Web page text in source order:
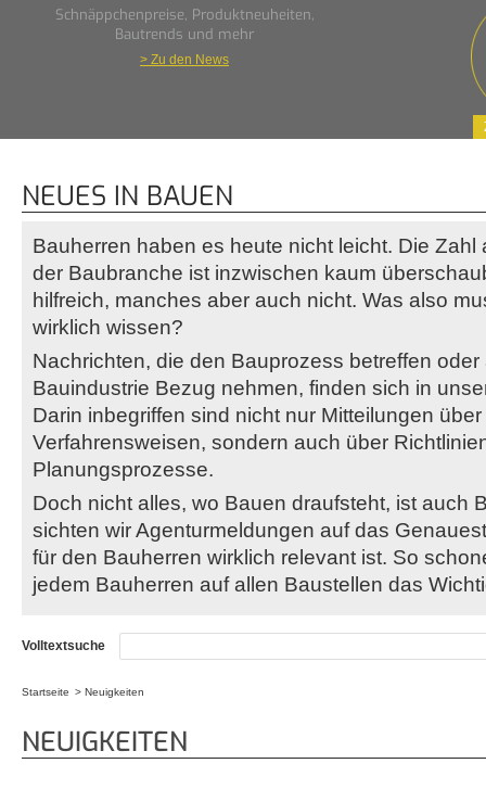
Schnäppchenpreise, Produktneuheiten,
Bautrends und mehr
> Zu den News
NEUES IN BAUEN
Bauherren haben es heute nicht leicht. Die Zahl
der Baubranche ist inzwischen kaum
hilfreich, manches aber auch nicht. Was also
wirklich wissen?
Nachrichten, die den Bauprozess betreffen oder
Bauindustrie Bezug nehmen, finden sich in
Darin inbegriffen sind nicht nur Mitteilungen
Verfahrensweisen, sondern auch über
Planungsprozesse.
Doch nicht alles, wo Bauen draufsteht, ist auch
sichten wir Agenturmeldungen auf das
für den Bauherren wirklich relevant ist. So
jedem Bauherren auf allen Baustellen das
Volltextsuche
Startseite Neuigkeiten
NEUIGKEITEN